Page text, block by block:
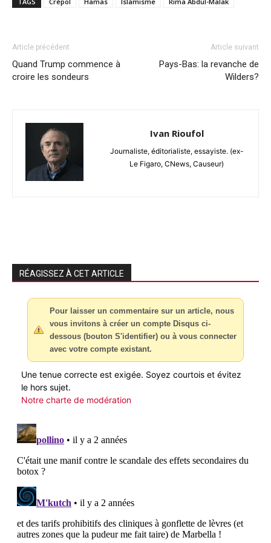
Article précédent
Quand Trump commence à
croire les sondeurs
Article suivant
Pays-Bas: la revanche de
Wilders?
Ivan Rioufol
Journaliste, éditorialiste, essayiste. (ex-
Le Figaro, CNews, Causeur)
RÉAGISSEZ À CET ARTICLE
Pour laisser un commentaire sur un article, nous
vous invitons à créer un compte Disqus ci-
dessous (bouton S'identifier) ou à vous connecter
avec votre compte existant.
Une tenue correcte est exigée. Soyez courtois et évitez
le hors sujet.
Notre charte de modération